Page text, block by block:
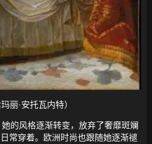
丽·安托瓦内特）
的风格逐渐转变，放弃了奢靡斑斓
常穿着。欧洲时尚也跟随她逐渐褪